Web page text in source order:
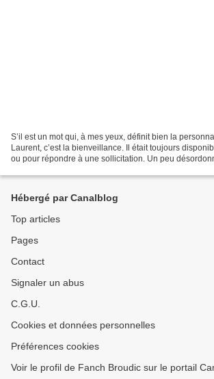
S’il est un mot qui, à mes yeux, définit bien la
Laurent, c’est la bienveillance. Il était toujours
ou pour répondre à une sollicitation. Un peu
Hébergé par Canalblog
Top articles
Pages
Contact
Signaler un abus
C.G.U.
Cookies et données personnelles
Préférences cookies
Voir le profil de Fanch Broudic sur le portail